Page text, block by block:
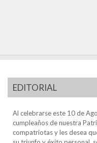
EDITORIAL
Al celebrarse este 10 de
cumpleaños de nuestra
compatriotas y les desea